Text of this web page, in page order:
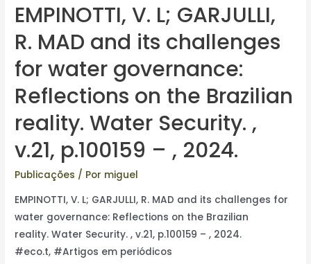
EMPINOTTI, V. L; GARJULLI,
R. MAD and its challenges
for water governance:
Reflections on the Brazilian
reality. Water Security. ,
v.21, p.100159 – , 2024.
Publicações / Por miguel
EMPINOTTI, V. L; GARJULLI, R. MAD and its challenges for
water governance: Reflections on the Brazilian
reality. Water Security. , v.21, p.100159 – , 2024.
#eco.t, #Artigos em periódicos